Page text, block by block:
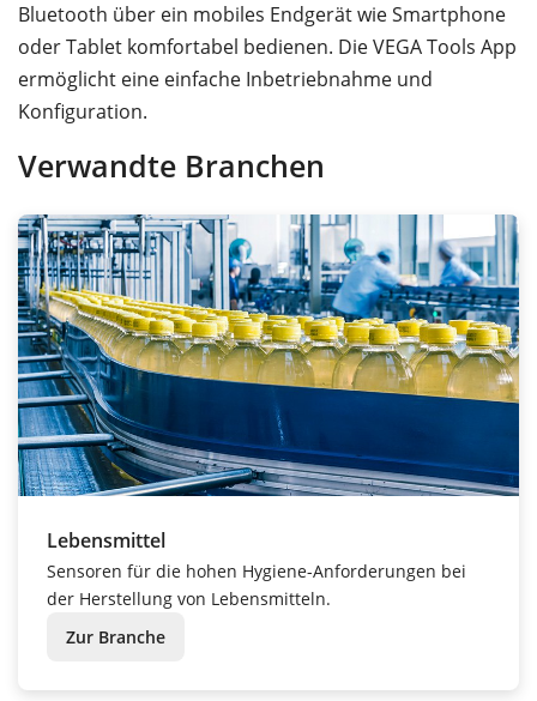
Bluetooth über ein mobiles Endgerät wie Smartphone
oder Tablet komfortabel bedienen. Die VEGA Tools App
ermöglicht eine einfache Inbetriebnahme und
Konfiguration.
Verwandte Branchen
Lebensmittel
Sensoren für die hohen Hygiene-Anforderungen bei
der Herstellung von Lebensmitteln.
Zur Branche